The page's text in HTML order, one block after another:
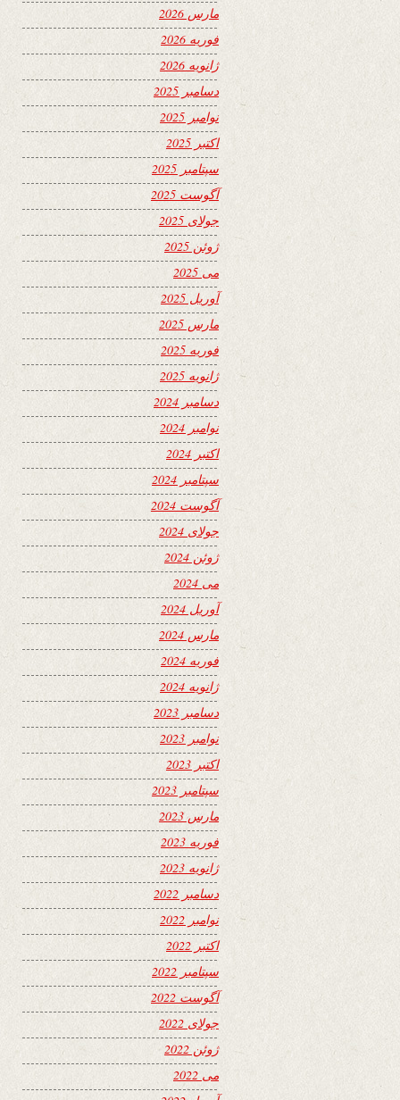
مارس 2026
فوریه 2026
ژانویه 2026
دسامبر 2025
نوامبر 2025
اکتبر 2025
سپتامبر 2025
آگوست 2025
جولای 2025
ژوئن 2025
می 2025
آوریل 2025
مارس 2025
فوریه 2025
ژانویه 2025
دسامبر 2024
نوامبر 2024
اکتبر 2024
سپتامبر 2024
آگوست 2024
جولای 2024
ژوئن 2024
می 2024
آوریل 2024
مارس 2024
فوریه 2024
ژانویه 2024
دسامبر 2023
نوامبر 2023
اکتبر 2023
سپتامبر 2023
مارس 2023
فوریه 2023
ژانویه 2023
دسامبر 2022
نوامبر 2022
اکتبر 2022
سپتامبر 2022
آگوست 2022
جولای 2022
ژوئن 2022
می 2022